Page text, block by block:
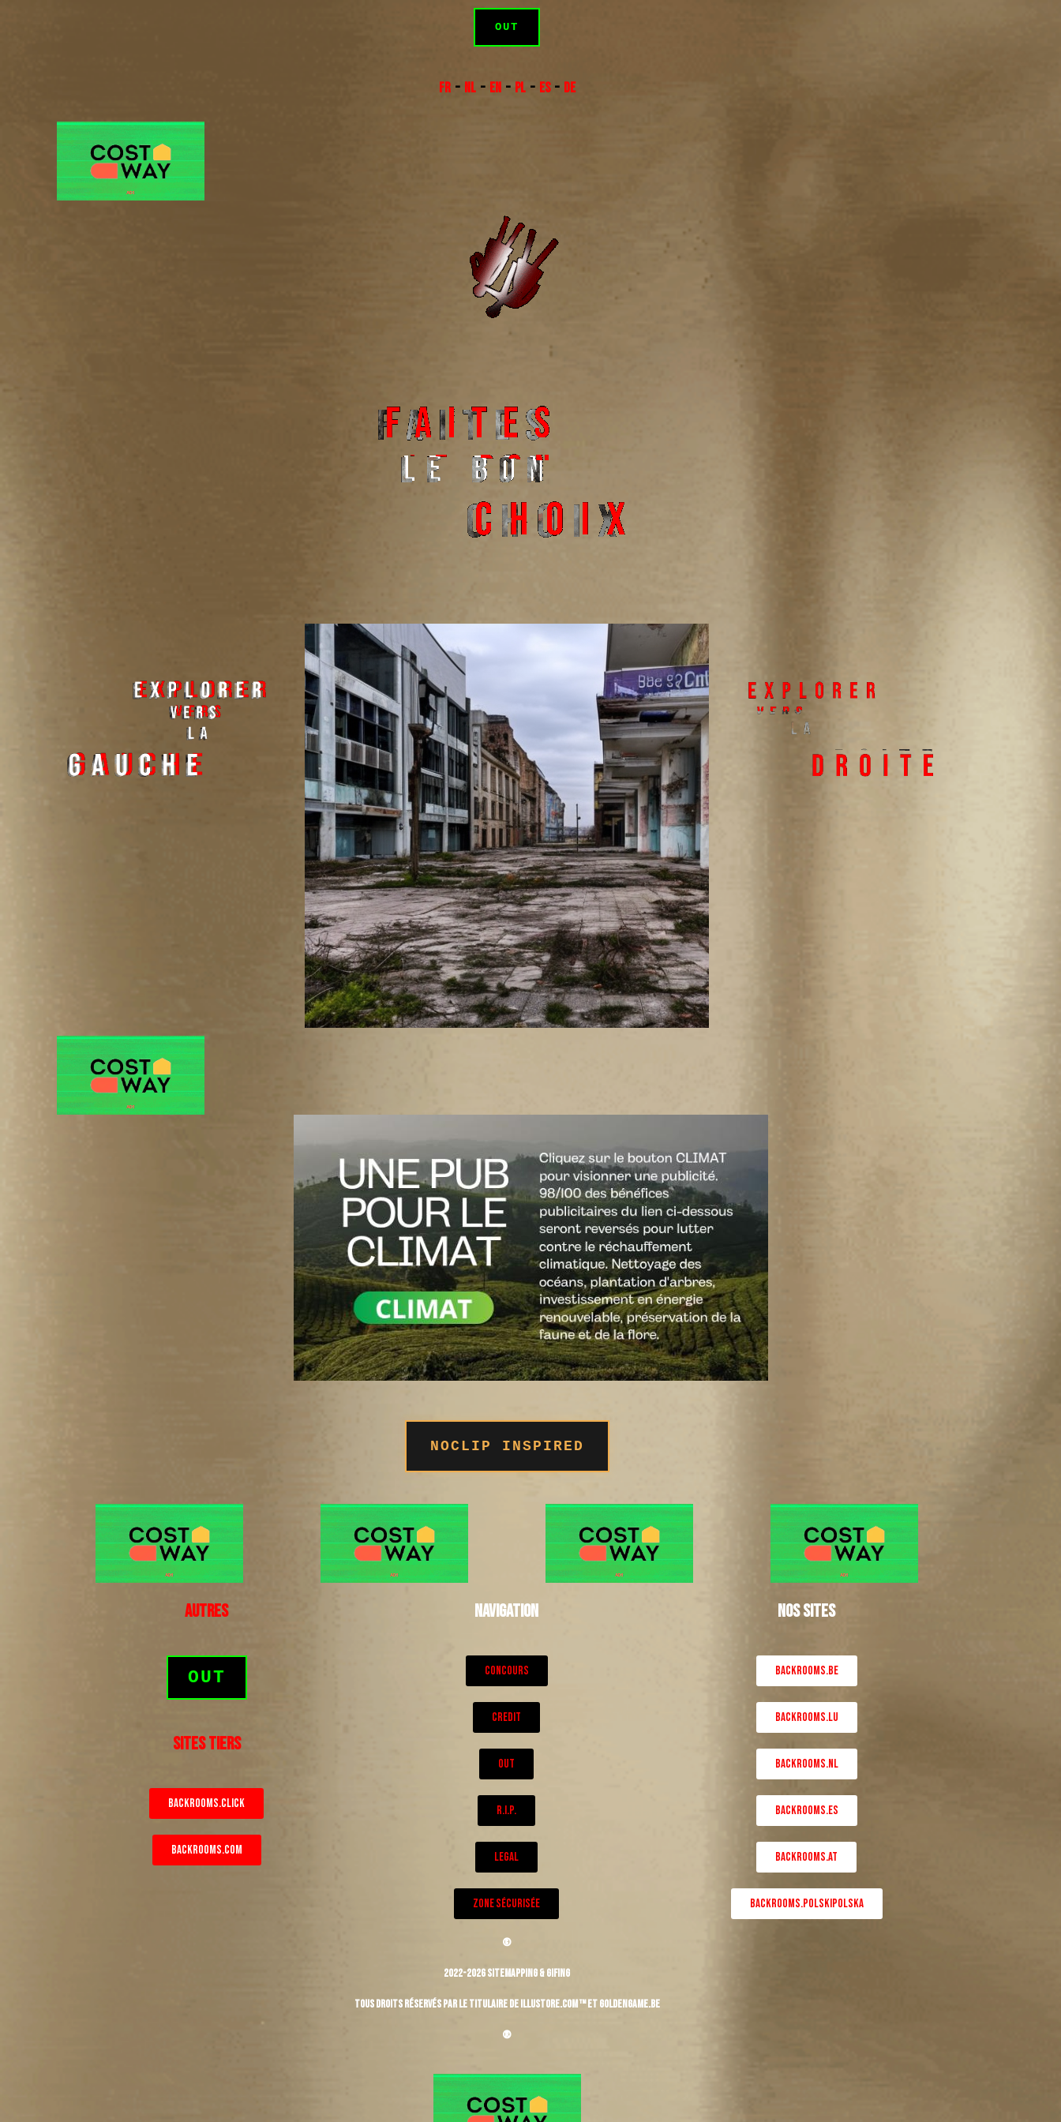
OUT
FR– NL– EN – PL– ES– DE
NOCLIP INSPIRED
AUTRES
OUT
SITES TIERS
BACKROOMS.CLICK
BACKROOMS.COM
NAVIGATION
CONCOURS
CREDIT
OUT
R.I.P.
LEGAL
ZONE SÉCURISÉE
NOS SITES
BACKROOMS.BE
BACKROOMS.LU
BACKROOMS.NL
BACKROOMS.ES
BACKROOMS.AT
BACKROOMS.POLSKIPOLSKA
©
2022-2026 Sitemapping & Gifing
Tous droits réservés par le titulaire de Illustore.com ™ et Goldengame.be
®